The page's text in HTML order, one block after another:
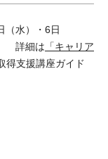
（水）・6日
詳細は 「キャリア
得支援講座ガイド